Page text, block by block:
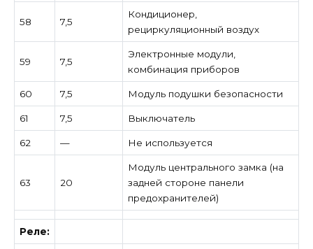
58 7,5
Кондиционер,
рециркуляционный воздух
59 7,5
Электронные модули,
комбинация приборов
60 7,5 Модуль подушки безопасности
61 7,5 Выключатель
62 — Не используется
63 20
Модуль центрального замка (на
задней стороне панели
предохранителей)
Реле: